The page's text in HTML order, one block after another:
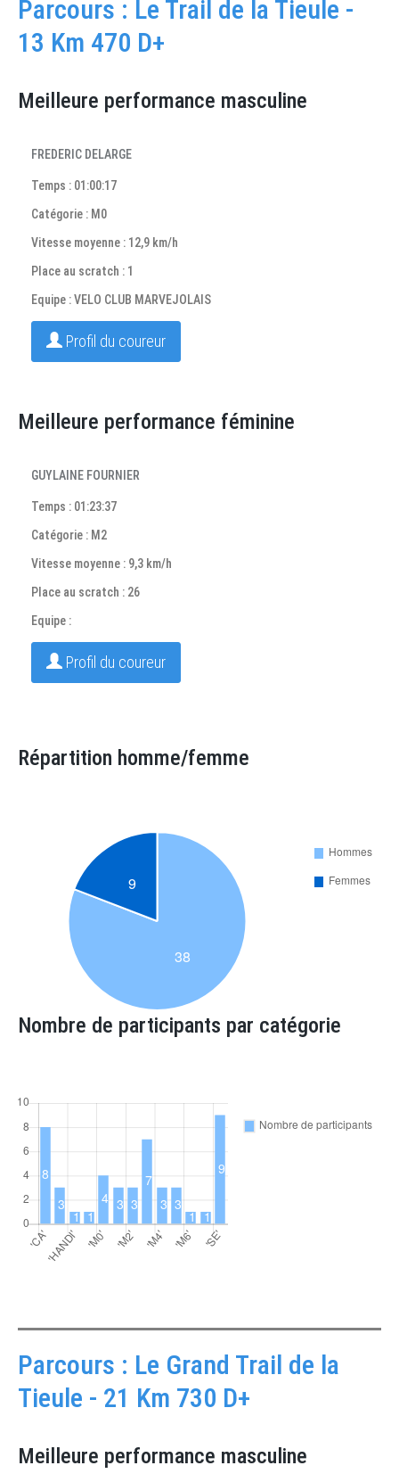
Parcours : Le Trail de la Tieule -
13 Km 470 D+
Meilleure performance masculine
FREDERIC DELARGE
Temps : 01:00:17
Catégorie : M0
Vitesse moyenne : 12,9 km/h
Place au scratch : 1
Equipe : VELO CLUB MARVEJOLAIS
Profil du coureur
Meilleure performance féminine
GUYLAINE FOURNIER
Temps : 01:23:37
Catégorie : M2
Vitesse moyenne : 9,3 km/h
Place au scratch : 26
Equipe :
Profil du coureur
Répartition homme/femme
Nombre de participants par catégorie
Parcours : Le Grand Trail de la
Tieule - 21 Km 730 D+
Meilleure performance masculine